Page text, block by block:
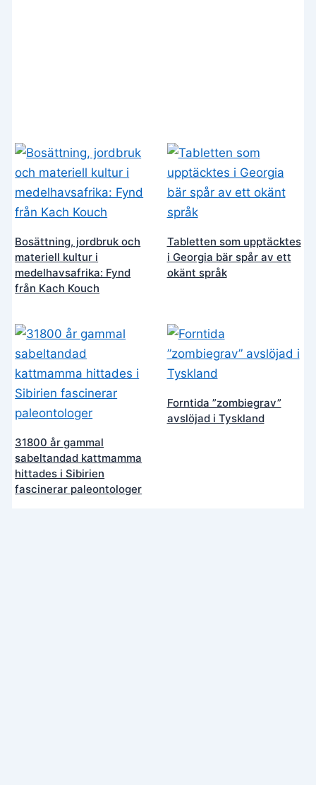
Bosättning, jordbruk och
materiell kultur i
medelhavsafrika: Fynd
från Kach Kouch
Tabletten som upptäcktes
i Georgia bär spår av ett
okänt språk
31800 år gammal
sabeltandad kattmamma
hittades i Sibirien
fascinerar paleontologer
Forntida ”zombiegrav”
avslöjad i Tyskland